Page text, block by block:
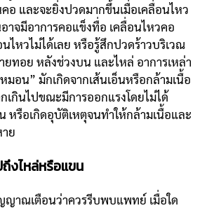
อ และจะยิ่งปวดมากขึ้นเมื่อเคลื่อนไหว
าจมีอาการคอแข็งทื่อ เคลื่อนไหวคอ
ไหวไม่ได้เลย หรือรู้สึกปวดร้าวบริเวณ
ทอย หลังช่วงบน และไหล่ อาการเหล่า
มอน” มักเกิดจากเส้นเอ็นหรือกล้ามเนื้อ
เกินไปขณะมีการออกแรงโดยไม่ได้
หรือเกิดอุบัติเหตุจนทำให้กล้ามเนื้อและ
ย
งไหล่หรือแขน
ณเตือนว่าควรรีบพบแพทย์ เมื่อใด